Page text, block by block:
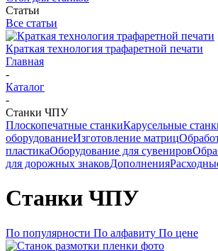
Статьи
Все статьи
Краткая технология трафаретной печати
Главная
-
Каталог
-
Станки ЧПУ
Плоскопечатные станкиКарусельные
оборудованиеИзготовление матриц
пластикаОборудование для сувениров
для дорожных знаковДополнения
Станки ЧПУ
По популярности По алфавиту По цене